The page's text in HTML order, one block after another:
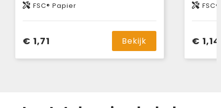
FSC® Papier
€ 1,71 Bekijk € 1,14